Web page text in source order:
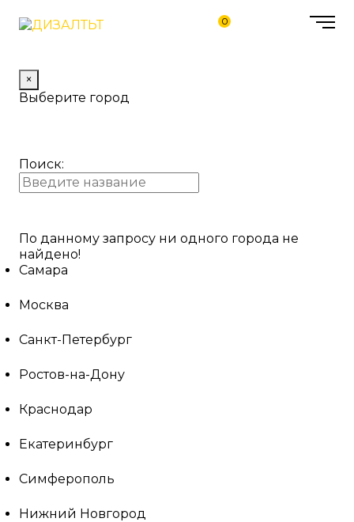
0
×
Выберите город
Поиск:
По данному запросу ни одного города не
найдено!
Самара
Москва
Санкт-Петербург
Ростов-на-Дону
Краснодар
Екатеринбург
Симферополь
Нижний Новгород